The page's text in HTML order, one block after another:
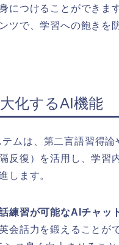
につけることができま
ツで、学習への飽きを
化するAI機能
ムは、第二言語習得論
隔反復）を活用し、学
します。
練習が可能なAIチャッ
会話力を鍛えることが